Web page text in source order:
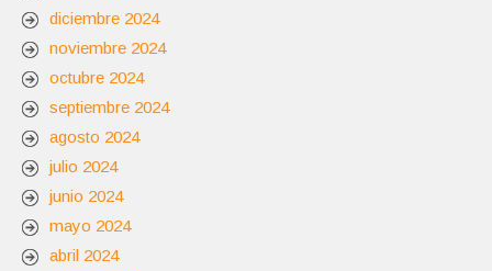
diciembre 2024
noviembre 2024
octubre 2024
septiembre 2024
agosto 2024
julio 2024
junio 2024
mayo 2024
abril 2024